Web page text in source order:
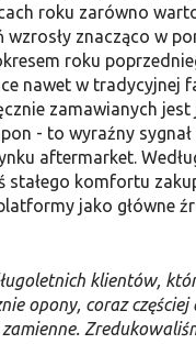
roku zarówno
wzrosły znacząco w
roku
nawet w tradycyjnej
zamawianych jest
- to wyraźny
aftermarket.
stałego komfortu
jako główne
klientów,
opony, coraz częściej